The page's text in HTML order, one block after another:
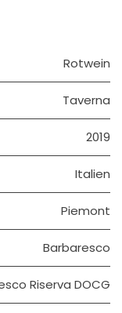
Rotwein
Taverna
2019
Italien
Piemont
Barbaresco
Riserva DOCG